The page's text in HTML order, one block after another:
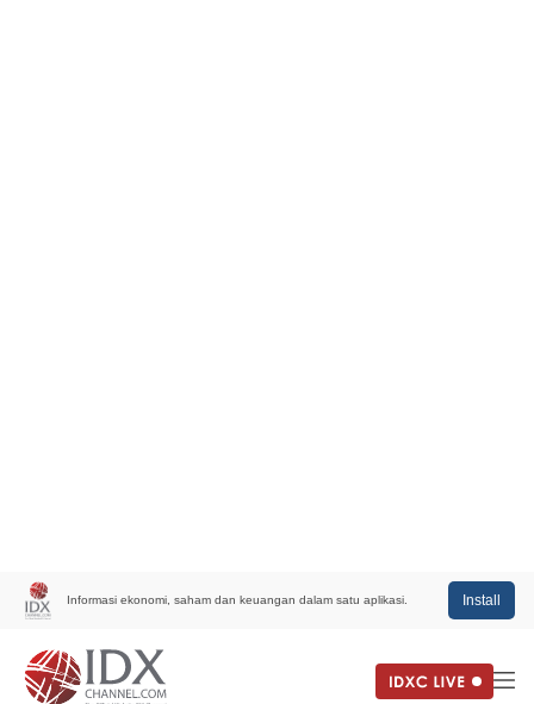
Informasi ekonomi, saham dan keuangan dalam satu aplikasi. Install